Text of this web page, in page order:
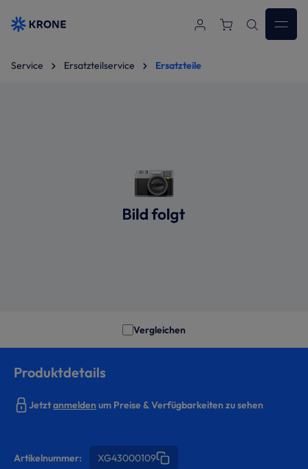
Zum Hauptinhalt springen
Service Ersatzteilservice Ersatzteile
Vergleichen
Produktdetails
Jetztanmeldenum Preise & Verfügbarkeiten zu sehen
Artikelnummer: XG43000109